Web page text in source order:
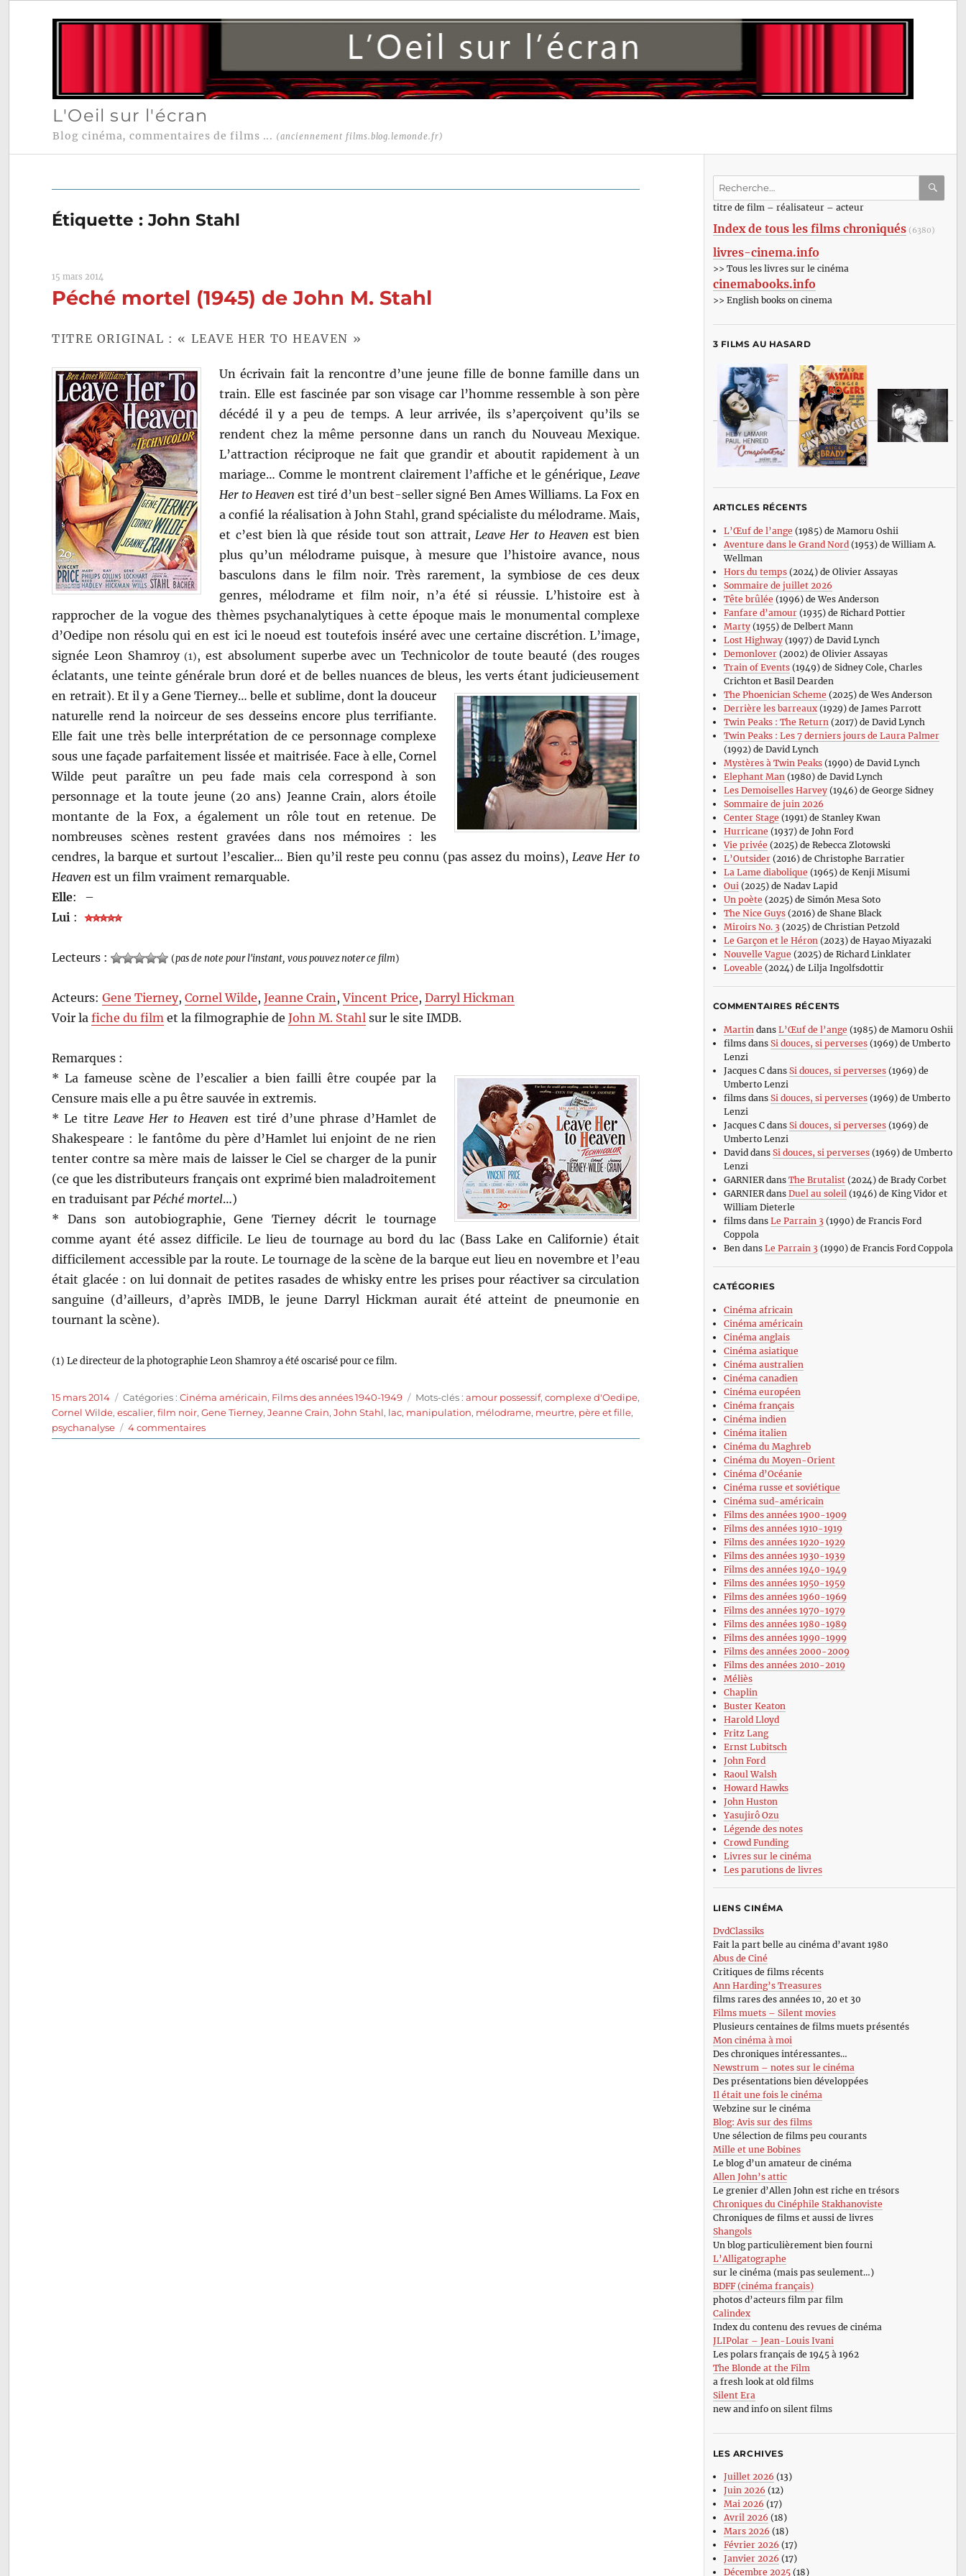
L'Oeil sur l'écran
Blog cinéma, commentaires de films ... (anciennement films.blog.lemonde.fr)
Étiquette :John Stahl
15 mars 2014
Péché mortel (1945) de John M. Stahl
TITRE ORIGINAL : « LEAVE HER TO HEAVEN »
Un écrivain fait la rencontre d’une jeune fille de bonne famille dans un
train. Elle est fascinée par son visage car l’homme ressemble à son père
décédé il y a peu de temps. A leur arrivée, ils s’aperçoivent qu’ils se
rendent chez la même personne dans un ranch du Nouveau Mexique.
L’attraction réciproque ne fait que grandir et aboutit rapidement à un
mariage… Comme le montrent clairement l’affiche et le générique, Leave
Her to Heaven est tiré d’un best-seller signé Ben Ames Williams. La Fox en
a confié la réalisation à John Stahl, grand spécialiste du mélodrame. Mais,
et c’est bien là que réside tout son attrait, Leave Her to Heaven est bien
plus qu’un mélodrame puisque, à mesure que l’histoire avance, nous
basculons dans le film noir. Très rarement, la symbiose de ces deux
genres, mélodrame et film noir, n’a été si réussie. L’histoire est à
rapprocher de la vogue des thèmes psychanalytiques à cette époque mais le monumental complexe
d’Oedipe non résolu qui en est ici le noeud est toutefois inséré avec une certaine discrétion. L’image,
signée Leon Shamroy(1), est absolument superbe avec un Technicolor de toute beauté (des rouges
éclatants, une teinte générale brun doré et de belles nuances de bleus, les verts étant judicieusement
en retrait). Et il y a Gene Tierney… belle et sublime, dont la douceur
naturelle rend la noirceur de ses desseins encore plus terrifiante.
Elle fait une très belle interprétation de ce personnage complexe
sous une façade parfaitement lissée et maitrisée. Face à elle, Cornel
Wilde peut paraître un peu fade mais cela correspond à son
personnage et la toute jeune (20 ans) Jeanne Crain, alors étoile
montante de la Fox, a également un rôle tout en retenue. De
nombreuses scènes restent gravées dans nos mémoires : les
cendres, la barque et surtout l’escalier… Bien qu’il reste peu connu (pas assez du moins), Leave Her to
Heaven est un film vraiment remarquable.
Elle:
–
Lui :
Lecteurs : (pas de note pour l'instant, vous pouvez noter ce film)
Acteurs:Gene Tierney,Cornel Wilde,Jeanne Crain ,Vincent Price,Darryl Hickman
Voir lafiche du film et la filmographie deJohn M. Stahl sur le site IMDB.
Remarques :
* La fameuse scène de l’escalier a bien failli être coupée par la
Censure mais elle a pu être sauvée in extremis.
* Le titre Leave Her to Heaven est tiré d’une phrase d’Hamlet de
Shakespeare : le fantôme du père d’Hamlet lui enjoint de ne rien
tenter contre sa mère mais de laisser le Ciel se charger de la punir
(ce que les distributeurs français ont exprimé bien maladroitement
en traduisant par Péché mortel…)
* Dans son autobiographie, Gene Tierney décrit le tournage
comme ayant été assez difficile. Le lieu de tournage au bord du lac (Bass Lake en Californie) était
difficilement accessible par la route. Le tournage de la scène de la barque eut lieu en novembre et l’eau
était glacée : on lui donnait de petites rasades de whisky entre les prises pour réactiver sa circulation
sanguine (d’ailleurs, d’après IMDB, le jeune Darryl Hickman aurait été atteint de pneumonie en
tournant la scène).
(1) Le directeur de la photographie Leon Shamroy a été oscarisé pour ce film.
Publié
le
15 mars 2014 Catégories
Catégories :Cinéma américain, Films des années 1940-1949 Étiquettes
Mots-clés :amour possessif,complexe d'Oedipe,
Cornel Wilde,escalier,film noir,Gene Tierney,Jeanne Crain,John Stahl, lac, manipulation, mélodrame, meurtre, père et fille,
psychanalyse
4 commentairessur
Péché
Recherche
:titre de film – réalisateur – acteur
Index de tous les films chroniqués (6380)
livres-cinema.info
>> Tous les livres sur le cinéma
cinemabooks.info
>> English books on cinema
3 FILMS AU HASARD
ARTICLES RÉCENTS
L’Œuf de l’ange (1985) de Mamoru Oshii
Aventure dans le Grand Nord(1953) de William A.
Wellman
Hors du temps(2024) de Olivier Assayas
Sommaire de juillet 2026
Tête brûlée (1996) de Wes Anderson
Fanfare d’amour(1935) de Richard Pottier
Marty(1955) de Delbert Mann
Lost Highway(1997) de David Lynch
Demonlover(2002) de Olivier Assayas
Train of Events(1949) de Sidney Cole, Charles
Crichton et Basil Dearden
The Phoenician Scheme (2025) de Wes Anderson
Derrière les barreaux(1929) de James Parrott
Twin Peaks : The Return(2017) de David Lynch
Twin Peaks : Les 7 derniers jours de Laura Palmer
(1992) de David Lynch
Mystères à Twin Peaks(1990) de David Lynch
Elephant Man(1980) de David Lynch
Les Demoiselles Harvey(1946) de George Sidney
Sommaire de juin 2026
Center Stage (1991) de Stanley Kwan
Hurricane (1937) de John Ford
Vie privée (2025) de Rebecca Zlotowski
L’Outsider(2016) de Christophe Barratier
La Lame diabolique (1965) de Kenji Misumi
Oui(2025) de Nadav Lapid
Un poète (2025) de Simón Mesa Soto
The Nice Guys(2016) de Shane Black
Miroirs No. 3 (2025) de Christian Petzold
Le Garçon et le Héron(2023) de Hayao Miyazaki
Nouvelle Vague (2025) de Richard Linklater
Loveable (2024) de Lilja Ingolfsdottir
COMMENTAIRES RÉCENTS
Martin dans L’Œuf de l’ange (1985) de Mamoru Oshii
filmsdans Si douces, si perverses(1969) de Umberto
Lenzi
Jacques Cdans Si douces, si perverses(1969) de
Umberto Lenzi
filmsdans Si douces, si perverses(1969) de Umberto
Lenzi
Jacques Cdans Si douces, si perverses(1969) de
Umberto Lenzi
David dans Si douces, si perverses(1969) de Umberto
Lenzi
GARNIERdans The Brutalist(2024) de Brady Corbet
GARNIERdans Duel au soleil (1946) de King Vidor et
William Dieterle
filmsdans Le Parrain 3 (1990) de Francis Ford
Coppola
Ben dans Le Parrain 3 (1990) de Francis Ford Coppola
CATÉGORIES
Cinéma africain
Cinéma américain
Cinéma anglais
Cinéma asiatique
Cinéma australien
Cinéma canadien
Cinéma européen
Cinéma français
Cinéma indien
Cinéma italien
Cinéma du Maghreb
Cinéma du Moyen-Orient
Cinéma d’Océanie
Cinéma russe et soviétique
Cinéma sud-américain
Films des années 1900-1909
Films des années 1910-1919
Films des années 1920-1929
Films des années 1930-1939
Films des années 1940-1949
Films des années 1950-1959
Films des années 1960-1969
Films des années 1970-1979
Films des années 1980-1989
Films des années 1990-1999
Films des années 2000-2009
Films des années 2010-2019
Méliès
Chaplin
Buster Keaton
Harold Lloyd
Fritz Lang
Ernst Lubitsch
John Ford
Raoul Walsh
Howard Hawks
John Huston
Yasujirô Ozu
Légende des notes
Crowd Funding
Livres sur le cinéma
Les parutions de livres
LIENS CINÉMA
DvdClassiks
Fait la part belle au cinéma d’avant 1980
Abus de Ciné
Critiques de films récents
Ann Harding’s Treasures
films rares des années 10, 20 et 30
Films muets – Silent movies
Plusieurs centaines de films muets présentés
Mon cinéma à moi
Des chroniques intéressantes…
Newstrum – notes sur le cinéma
Des présentations bien développées
Il était une fois le cinéma
Webzine sur le cinéma
Blog: Avis sur des films
Une sélection de films peu courants
Mille et une Bobines
Le blog d’un amateur de cinéma
Allen John’s attic
Le grenier d’Allen John est riche en trésors
Chroniques du Cinéphile Stakhanoviste
Chroniques de films et aussi de livres
Shangols
Un blog particulièrement bien fourni
L’Alligatographe
sur le cinéma (mais pas seulement…)
BDFF (cinéma français)
photos d’acteurs film par film
Calindex
Index du contenu des revues de cinéma
JLIPolar – Jean-Louis Ivani
Les polars français de 1945 à 1962
The Blonde at the Film
a fresh look at old films
Silent Era
new and info on silent films
LES ARCHIVES
Juillet 2026 (13)
Juin 2026 (12)
Mai 2026 (17)
Avril 2026 (18)
Mars 2026 (18)
Février 2026 (17)
Janvier 2026 (17)
Décembre 2025(18)